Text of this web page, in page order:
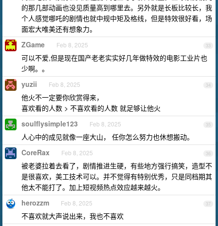
的那几部动画也没见质量高到哪里去。另外就是长板比较长，我
个人感觉哪吒的剧情也就中规中矩及格线，但是特效很好看，场
面宏大唯美还有想象力。
33
ZGame Feb 8, 2025
可以不爱,但是现在国产老老实实好几年做特效的电影工业片也
少啊。。
34
yuzii Feb 8, 2025
他火不一定要你欣赏得来，
喜欢看的人数 > 不喜欢看的人数 就足够让他火
35
soulflysimple123 Feb 8, 2025
人心中的成见就像一座大山， 任你怎么努力也休想搬动。
36
CoreRax Feb 8, 2025
被老婆拉着去看了，剧情推进生硬，有些地方强行搞笑，造型不
是很喜欢，美工技术可以。并不觉得有特别优秀，只是同档期其
他太不能打了。加上短视频热点效应越来越火。
37
herozzm Feb 8, 2025
不喜欢就大声说出来，我也不喜欢